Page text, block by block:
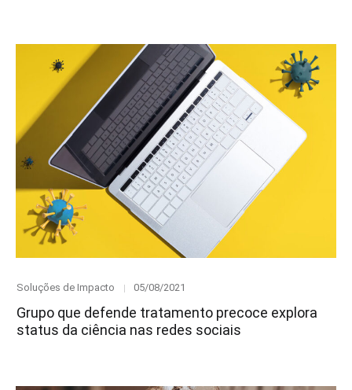
Category
Soluções de Impacto
Posted
05/08/2021
Grupo que defende tratamento precoce explora
status da ciência nas redes sociais